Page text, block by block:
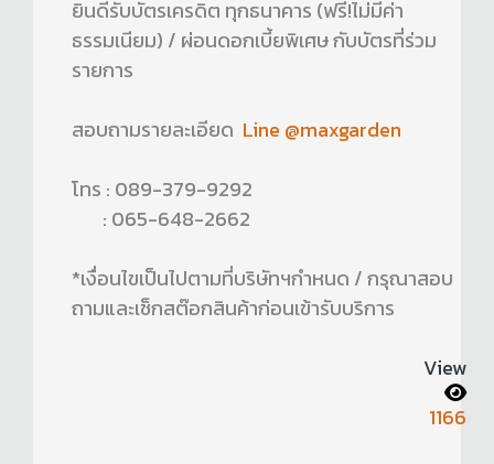
ยินดีรับบัตรเครดิต ทุกธนาคาร (ฟรี!ไม่มีค่า
ธรรมเนียม) / ผ่อนดอกเบี้ยพิเศษ กับบัตรที่ร่วม
รายการ
สอบถามรายละเอียด Line @maxgarden
โทร : 089-379-9292
: 065-648-2662
*เงื่อนไขเป็นไปตามที่บริษัทฯกำหนด / กรุณาสอบ
ถามและเช็กสต๊อกสินค้าก่อนเข้ารับบริการ
View
1166